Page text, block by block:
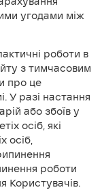
угодами між
роботи в
з тимчасовим
про це
У разі настання
або збоїв у
осіб, які
осіб,
роботи
Користувачів.